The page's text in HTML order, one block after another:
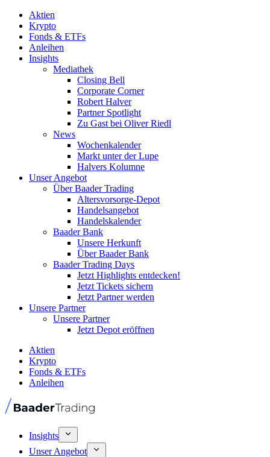
Aktien
Krypto
Fonds & ETFs
Anleihen
Insights
Mediathek
Closing Bell
Corporate Corner
Robert Halver
Partner Spotlight
Zu Gast bei Oliver Riedl
News
Wochenkalender
Markt unter der Lupe
Halvers Kolumne
Unser Angebot
Über Baader Trading
Altersvorsorge-Depot
Handelsangebot
Handelskalender
Baader Bank
Unsere Herkunft
Über Baader Bank
Baader Trading Days
Jetzt Highlights entdecken!
Jetzt Tickets sichern
Jetzt Partner werden
Unsere Partner
Unsere Partner
Jetzt Depot eröffnen
Aktien
Krypto
Fonds & ETFs
Anleihen
Insights
Unser Angebot